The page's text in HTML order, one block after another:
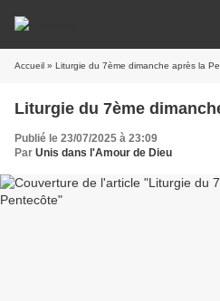
Accueil » Liturgie du 7ème dimanche après la
Liturgie du 7ème
Publié le 23/07/2025 à 23:09
Par Unis dans l'Amour de Dieu